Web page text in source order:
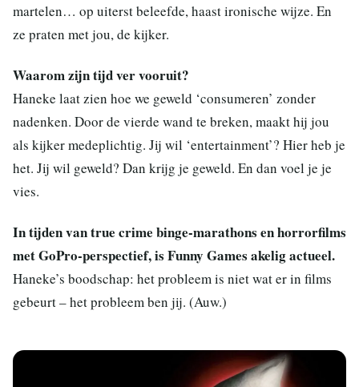
martelen… op uiterst beleefde, haast ironische wijze. En
ze praten met jou, de kijker.
Waarom zijn tijd ver vooruit?
Haneke laat zien hoe we geweld ‘consumeren’ zonder
nadenken. Door de vierde wand te breken, maakt hij jou
als kijker medeplichtig. Jij wil ‘entertainment’? Hier heb je
het. Jij wil geweld? Dan krijg je geweld. En dan voel je je
vies.
In tijden van true crime binge-marathons en horrorfilms
met GoPro-perspectief, is Funny Games akelig actueel.
Haneke’s boodschap: het probleem is niet wat er in films
gebeurt – het probleem ben jij. (Auw.)